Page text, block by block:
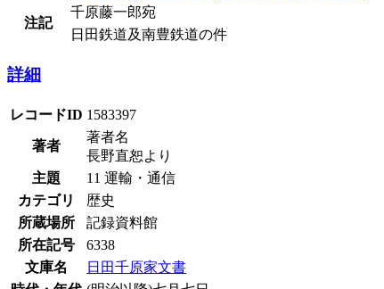
注記
千原藤一郎宛
日田鉄道及南豊鉄道の件
詳細
レコードID 1583397
著者
著者名
長野直恕より
主題
11 運輸・通信
カテゴリ
歴史
所蔵場所
記録資料館
所在記号
6338
文庫名
日田千原家文書